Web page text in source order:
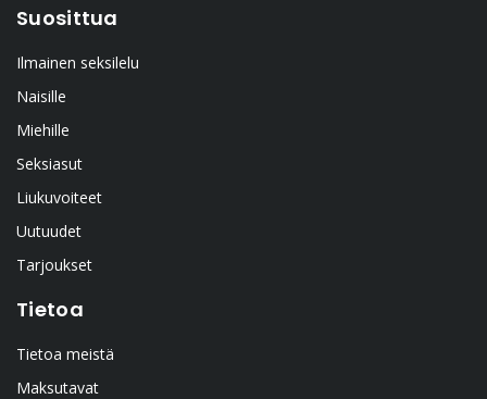
Suosittua
Ilmainen seksilelu
Naisille
Miehille
Seksiasut
Liukuvoiteet
Uutuudet
Tarjoukset
Tietoa
Tietoa meistä
Maksutavat